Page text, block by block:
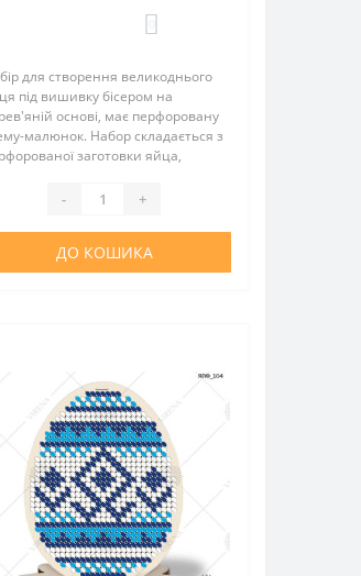
для створення великоднього
під вишивку бісером на
основі, має перфоровану
малюнок. Набор складається з
заготовки яйца,
кількості, інструкції та
- +
ДО КОШИКА